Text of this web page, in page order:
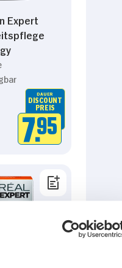
Expert
DAUER
DISCOUNT
PREIS
7.95